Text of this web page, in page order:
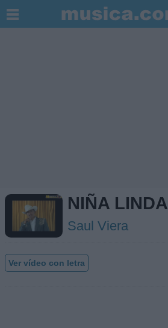
NIÑA LINDA
Saul Viera
Ver vídeo con letra